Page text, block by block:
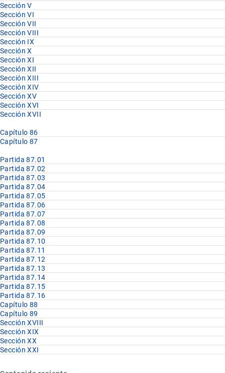
Sección V
Sección VI
Sección VII
Sección VIII
Sección IX
Sección X
Sección XI
Sección XII
Sección XIII
Sección XIV
Sección XV
Sección XVI
Sección XVII
Capítulo 86
Capítulo 87
Partida 87.01
Partida 87.02
Partida 87.03
Partida 87.04
Partida 87.05
Partida 87.06
Partida 87.07
Partida 87.08
Partida 87.09
Partida 87.10
Partida 87.11
Partida 87.12
Partida 87.13
Partida 87.14
Partida 87.15
Partida 87.16
Capítulo 88
Capítulo 89
Sección XVIII
Sección XIX
Sección XX
Sección XXI